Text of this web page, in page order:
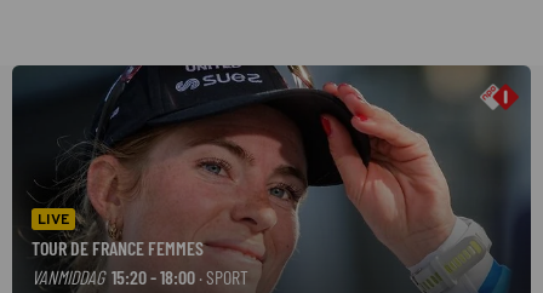
LIVE
TOUR DE FRANCE FEMMES
VANMIDDAG 15:20 - 18:00 · SPORT